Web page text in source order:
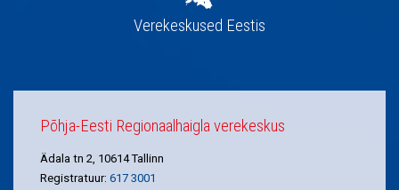
Verekeskused Eestis
Põhja-Eesti Regionaalhaigla verekeskus
Ädala tn 2, 10614 Tallinn
Registratuur: 617 3001